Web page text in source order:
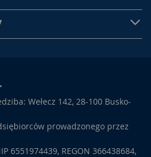
Wełecz 142, 28-100 Busko-
prowadzonego przez
6551974439, REGON 366438684,